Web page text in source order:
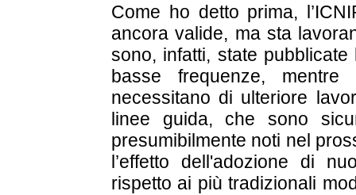
Come ho detto prima,
ancora valide, ma sta
sono, infatti, state
basse frequenze, mentre
necessitano di ulteriore
linee guida, che sono
presumibilmente noti nel
l’effetto dell'adozione di
rispetto ai più tradizionali